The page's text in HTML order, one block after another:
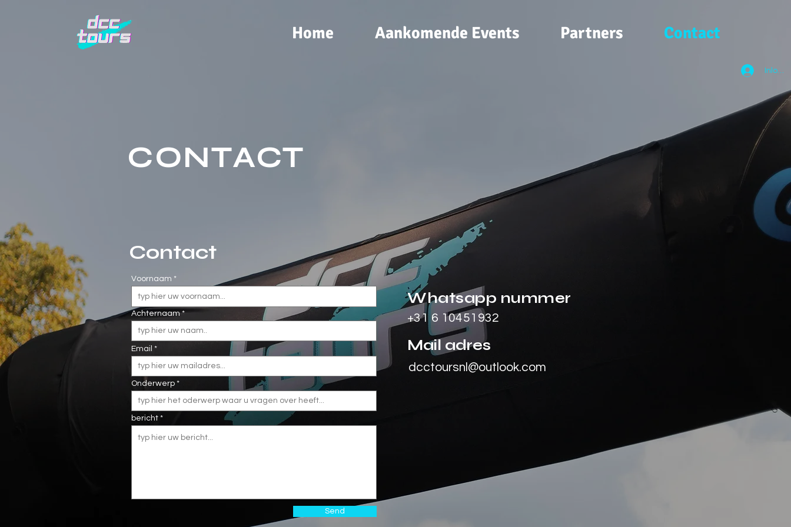
Home Aankomende Events Partners Contact
CONTACT
Contact
Voornaam
Achternaam
Email
Onderwerp
bericht
Send
Whatsapp nummer
+31 6 10451932
Mail adres
dcctoursnl@outlook.com